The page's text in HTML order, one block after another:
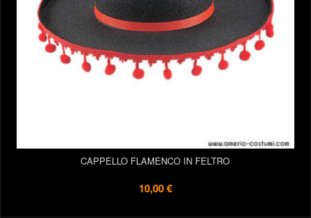
CAPPELLO FLAMENCO IN FELTRO
10,00 €